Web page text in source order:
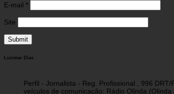
E-mail *
Site
Luzimar Dias
Perfil - Jornalista - Reg. Profissional , 996
veículos de comunicação: Rádio Olinda